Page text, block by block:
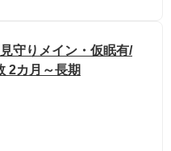
守りメイン・仮眠有/
2カ月～長期